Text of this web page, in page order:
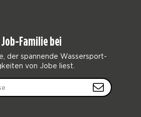
Familie bei
der spannende Wassersport-
von Jobe liest.